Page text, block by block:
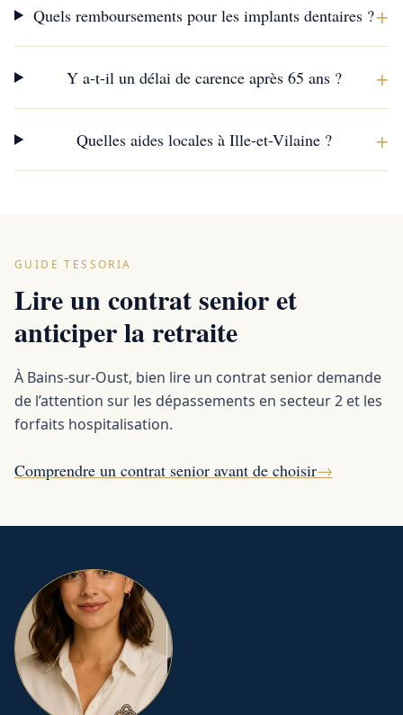
Quels remboursements pour les implants dentaires ?+
Y a-t-il un délai de carence après 65 ans ? +
Quelles aides locales à Ille-et-Vilaine ? +
GUIDE TESSORIA
Lire un contrat senior et
anticiper la retraite
À Bains-sur-Oust, bien lire un contrat senior demande
de l’attention sur les dépassements en secteur 2 et les
forfaits hospitalisation.
Comprendre un contrat senior avant de choisir→